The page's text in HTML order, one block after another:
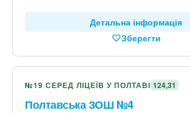
Детальна інформація
Зберегти
№19 СЕРЕД ЛІЦЕЇВ У ПОЛТАВІ 124,31
Полтавська ЗОШ №4